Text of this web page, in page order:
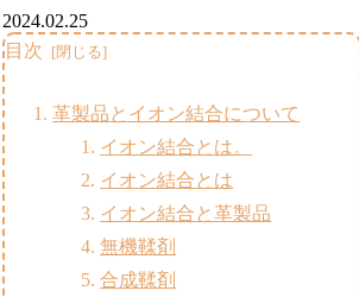
2024.02.25
目次
革製品とイオン結合について
イオン結合とは。
イオン結合とは
イオン結合と革製品
無機鞣剤
合成鞣剤